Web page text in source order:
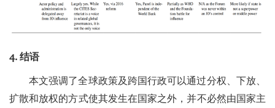
4. 结语
本文强调了全球政策及跨国行政可以通过分权、下放、
扩散和放权的方式使其发生在国家之外，并不必然由国家主